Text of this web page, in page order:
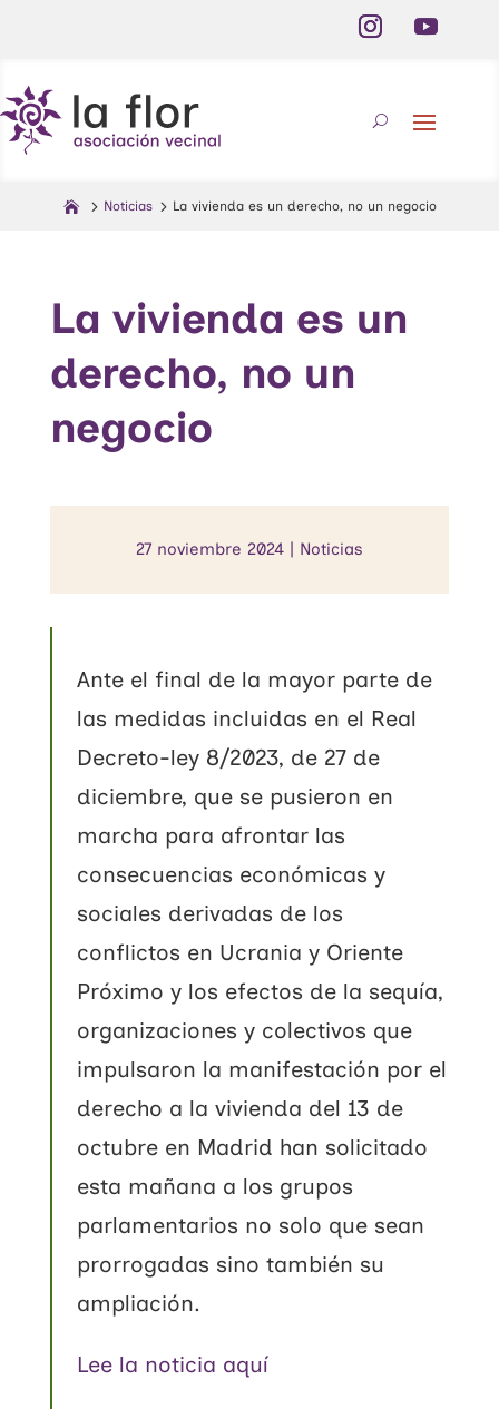
Noticias La vivienda es un derecho, no un negocio
La vivienda es un
derecho, no un
negocio
27 noviembre 2024| Noticias
Ante el final de la mayor parte de
las medidas incluidas en el Real
Decreto-ley 8/2023, de 27 de
diciembre, que se pusieron en
marcha para afrontar las
consecuencias económicas y
sociales derivadas de los
conflictos en Ucrania y Oriente
Próximo y los efectos de la sequía,
organizaciones y colectivos que
impulsaron la manifestación por el
derecho a la vivienda del 13 de
octubre en Madrid han solicitado
esta mañana a los grupos
parlamentarios no solo que sean
prorrogadas sino también su
ampliación.
Lee la noticia aquí